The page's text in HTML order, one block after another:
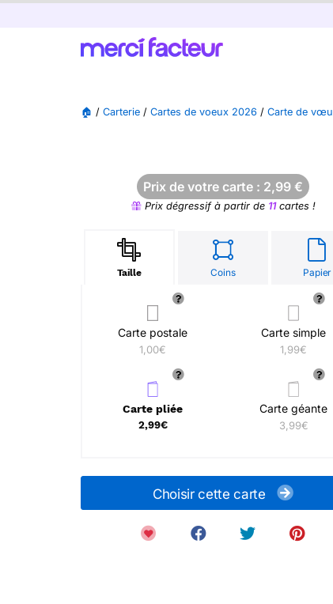
🏠 / Carterie / Cartes de voeux 2026 / Carte de
Prix de votre carte : 2,99 €
Prix dégressif à partir de 11cartes !
Taille Coins Papier
Carte postale
1,00€
Carte simple
1,99€
Carte pliée
2,99€
Carte géante
3,99€
Choisir cette carte